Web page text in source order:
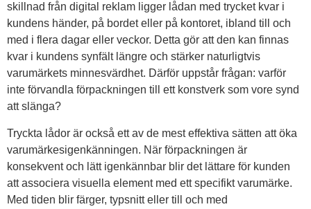
skillnad från digital reklam ligger lådan med trycket kvar i
kundens händer, på bordet eller på kontoret, ibland till och
med i flera dagar eller veckor. Detta gör att den kan finnas
kvar i kundens synfält längre och stärker naturligtvis
varumärkets minnesvärdhet. Därför uppstår frågan: varför
inte förvandla förpackningen till ett konstverk som vore synd
att slänga?
Tryckta lådor är också ett av de mest effektiva sätten att öka
varumärkesigenkänningen. När förpackningen är
konsekvent och lätt igenkännbar blir det lättare för kunden
att associera visuella element med ett specifikt varumärke.
Med tiden blir färger, typsnitt eller till och med